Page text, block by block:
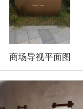
商场导视平面图